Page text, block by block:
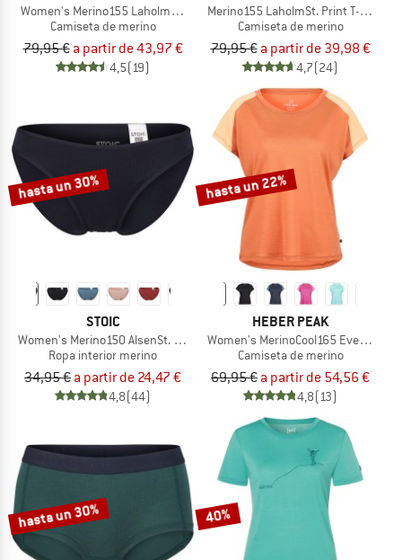
Women's Merino155 LaholmSt. Colorblock T-Shirt
Camiseta de merino
79,95 € a partir de 43,97 €
4,5(19)
Merino155 LaholmSt. Print T-Shirt
Camiseta de merino
79,95 € a partir de 39,98 €
4,7(24)
hasta un 30%
STOIC
Women's Merino150 AlsenSt. Brief
Ropa interior merino
34,95 € a partir de 24,47 €
4,8(44)
hasta un 22%
HEBER PEAK
Women's MerinoCool165
Camiseta de merino
69,95 € a partir de 54,56 €
4,8(13)
hasta un 30% 40%